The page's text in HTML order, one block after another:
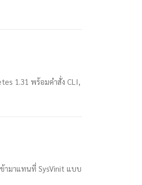
1.31 พร้อมคำสั่ง CLI,
ามาแทนที่ SysVinit แบบ